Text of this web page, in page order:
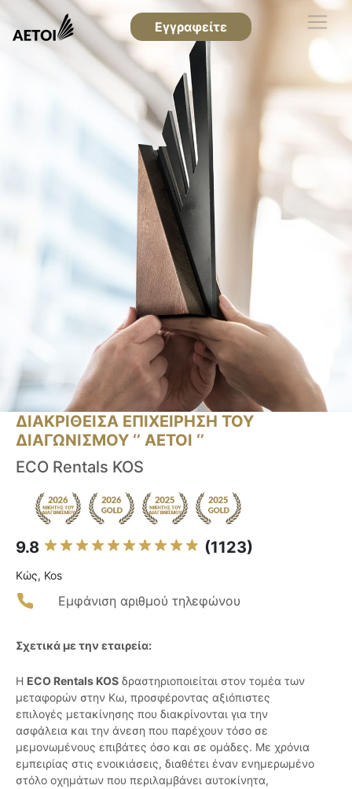
Εγγραφείτε
ΔΙΑΚΡΙΘΕΙΣΑ ΕΠΙΧΕΙΡΗΣΗ ΤΟΥ
ΔΙΑΓΩΝΙΣΜΟΥ ‘’ ΑΕΤΟΙ ‘’
ECO Rentals KOS
9.8 (1123)
Κώς, Kos
Εμφάνιση αριθμού τηλεφώνου
Σχετικά με την εταιρεία:
Η ECO Rentals KOS δραστηριοποιείται στον τομέα των
μεταφορών στην Κω, προσφέροντας αξιόπιστες
επιλογές μετακίνησης που διακρίνονται για την
ασφάλεια και την άνεση που παρέχουν τόσο σε
μεμονωμένους επιβάτες όσο και σε ομάδες. Με χρόνια
εμπειρίας στις ενοικιάσεις, διαθέτει έναν ενημερωμένο
στόλο οχημάτων που περιλαμβάνει αυτοκίνητα,